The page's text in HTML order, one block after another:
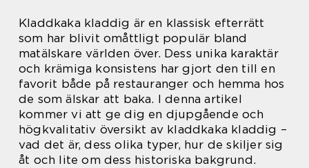
Kladdkaka kladdig är en klassisk efterrätt
som har blivit omåttligt populär bland
matälskare världen över. Dess unika karaktär
och krämiga konsistens har gjort den till en
favorit både på restauranger och hemma hos
de som älskar att baka. I denna artikel
kommer vi att ge dig en djupgående och
högkvalitativ översikt av kladdkaka kladdig –
vad det är, dess olika typer, hur de skiljer sig
åt och lite om dess historiska bakgrund.